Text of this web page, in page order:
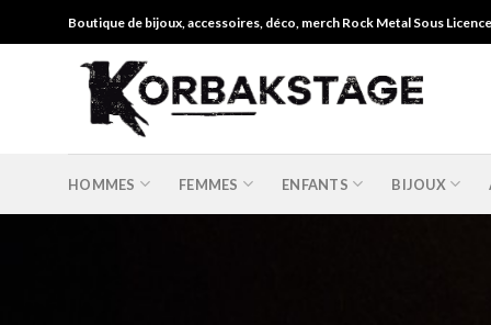
to
Boutique de bijoux, accessoires, déco, merch Rock Metal Sous
HOMMES FEMMES ENFANTS BIJOUX